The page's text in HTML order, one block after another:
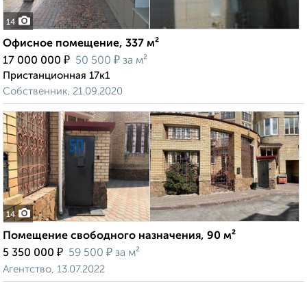
14
Офисное помещение, 337 м²
17 000 000 ₽ 50 500 ₽ за м²
Пристанционная 17к1
Собственник, 21.09.2020
14
Помещение свободного назначения, 90 м²
5 350 000 ₽ 59 500 ₽ за м²
Агентство, 13.07.2022